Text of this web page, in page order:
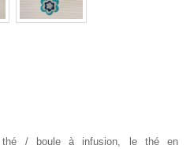
/ boule à infusion, le thé en